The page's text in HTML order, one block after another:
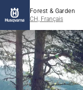
Forest & Garden
CH, Français